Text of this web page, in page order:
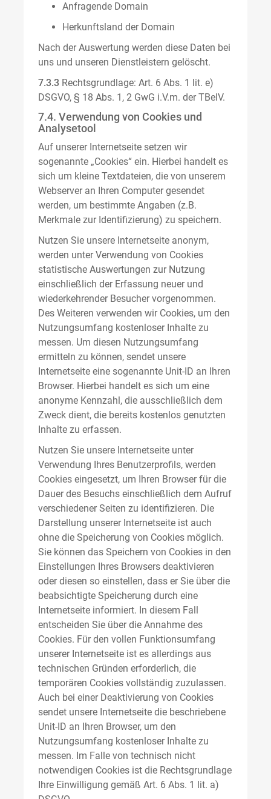
Anfragende Domain
Herkunftsland der Domain
Nach der Auswertung werden diese Daten bei
uns und unseren Dienstleistern gelöscht.
7.3.3 Rechtsgrundlage: Art. 6 Abs. 1 lit. e)
DSGVO, § 18 Abs. 1, 2 GwG i.V.m. der TBelV.
7.4. Verwendung von Cookies und
Analysetool
Auf unserer Internetseite setzen wir
sogenannte „Cookies“ ein. Hierbei handelt es
sich um kleine Textdateien, die von unserem
Webserver an Ihren Computer gesendet
werden, um bestimmte Angaben (z.B.
Merkmale zur Identifizierung) zu speichern.
Nutzen Sie unsere Internetseite anonym,
werden unter Verwendung von Cookies
statistische Auswertungen zur Nutzung
einschließlich der Erfassung neuer und
wiederkehrender Besucher vorgenommen.
Des Weiteren verwenden wir Cookies, um den
Nutzungsumfang kostenloser Inhalte zu
messen. Um diesen Nutzungsumfang
ermitteln zu können, sendet unsere
Internetseite eine sogenannte Unit-ID an Ihren
Browser. Hierbei handelt es sich um eine
anonyme Kennzahl, die ausschließlich dem
Zweck dient, die bereits kostenlos genutzten
Inhalte zu erfassen.
Nutzen Sie unsere Internetseite unter
Verwendung Ihres Benutzerprofils, werden
Cookies eingesetzt, um Ihren Browser für die
Dauer des Besuchs einschließlich dem Aufruf
verschiedener Seiten zu identifizieren. Die
Darstellung unserer Internetseite ist auch
ohne die Speicherung von Cookies möglich.
Sie können das Speichern von Cookies in den
Einstellungen Ihres Browsers deaktivieren
oder diesen so einstellen, dass er Sie über die
beabsichtigte Speicherung durch eine
Internetseite informiert. In diesem Fall
entscheiden Sie über die Annahme des
Cookies. Für den vollen Funktionsumfang
unserer Internetseite ist es allerdings aus
technischen Gründen erforderlich, die
temporären Cookies vollständig zuzulassen.
Auch bei einer Deaktivierung von Cookies
sendet unsere Internetseite die beschriebene
Unit-ID an Ihren Browser, um den
Nutzungsumfang kostenloser Inhalte zu
messen. Im Falle von technisch nicht
notwendigen Cookies ist die Rechtsgrundlage
Ihre Einwilligung gemäß Art. 6 Abs. 1 lit. a)